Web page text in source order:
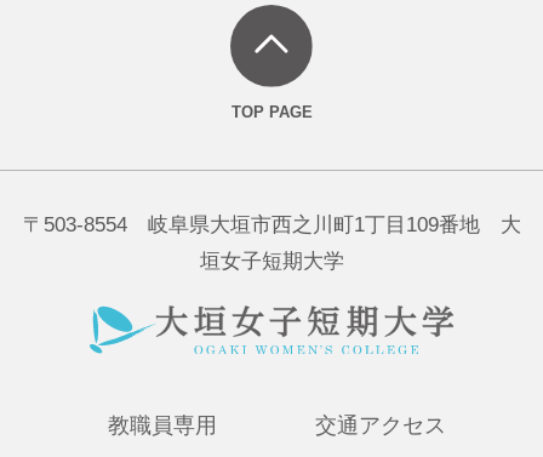
〒503-8554 岐阜県大垣市西之川町1丁目109番地 大
垣女子短期大学
教職員専用
交通アクセス